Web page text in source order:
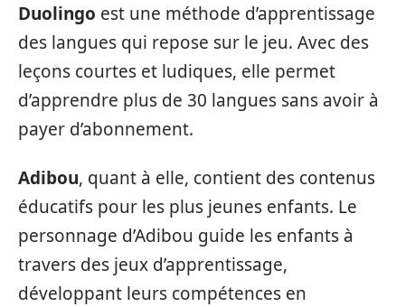
Duolingo est une méthode d’apprentissage
des langues qui repose sur le jeu. Avec des
leçons courtes et ludiques, elle permet
d’apprendre plus de 30 langues sans avoir à
payer d’abonnement.
Adibou, quant à elle, contient des contenus
éducatifs pour les plus jeunes enfants. Le
personnage d’Adibou guide les enfants à
travers des jeux d’apprentissage,
développant leurs compétences en